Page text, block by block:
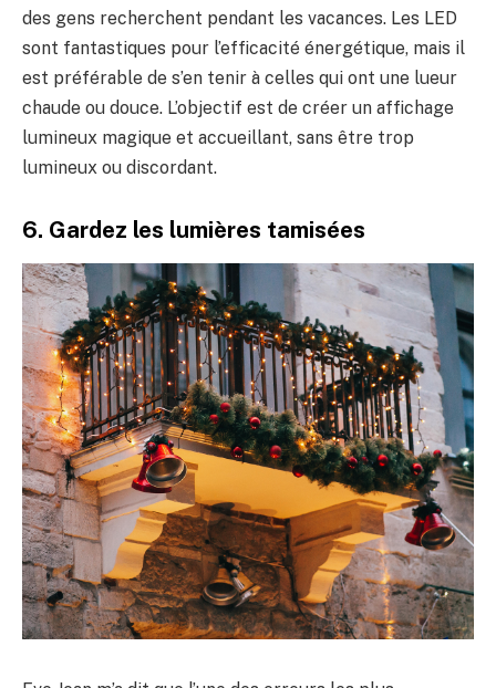
des gens recherchent pendant les vacances. Les LED
sont fantastiques pour l’efficacité énergétique, mais il
est préférable de s’en tenir à celles qui ont une lueur
chaude ou douce. L’objectif est de créer un affichage
lumineux magique et accueillant, sans être trop
lumineux ou discordant.
6. Gardez les lumières tamisées